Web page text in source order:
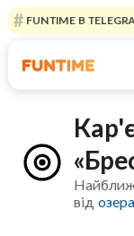
FUNTIME В
від